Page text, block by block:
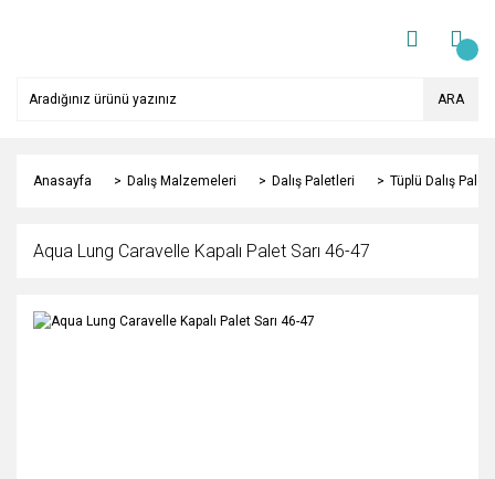
ARA
Anasayfa Dalış Malzemeleri Dalış Paletleri Tüplü Dalış
Aqua Lung Caravelle Kapalı Palet Sarı 46-47